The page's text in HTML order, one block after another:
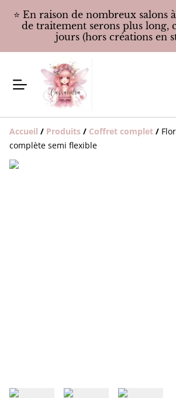
⭐️ En raison de nombreux salons
de traitement serons plus long,
jours (hors créations en
Accueil / Produits / Coffret complet /
complète semi flexible